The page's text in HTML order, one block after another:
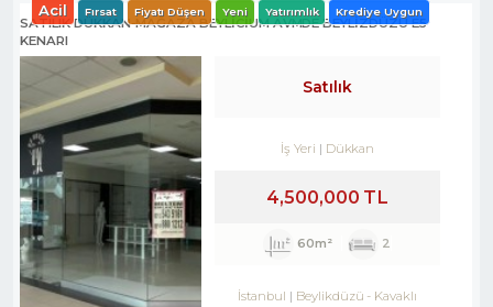
SATILIK DÜKKAN-MAĞAZA BEYLİCİUM AVMDE BEYLİZDÜZÜ E5
KENARI
Acil Fırsat Fiyatı Düşen Yeni Yatırımlık Krediye Uygun
Satılık
İş Yeri Dükkan
4,500,000 TL
60m² 2
İstanbul Beylikdüzü - Kavaklı